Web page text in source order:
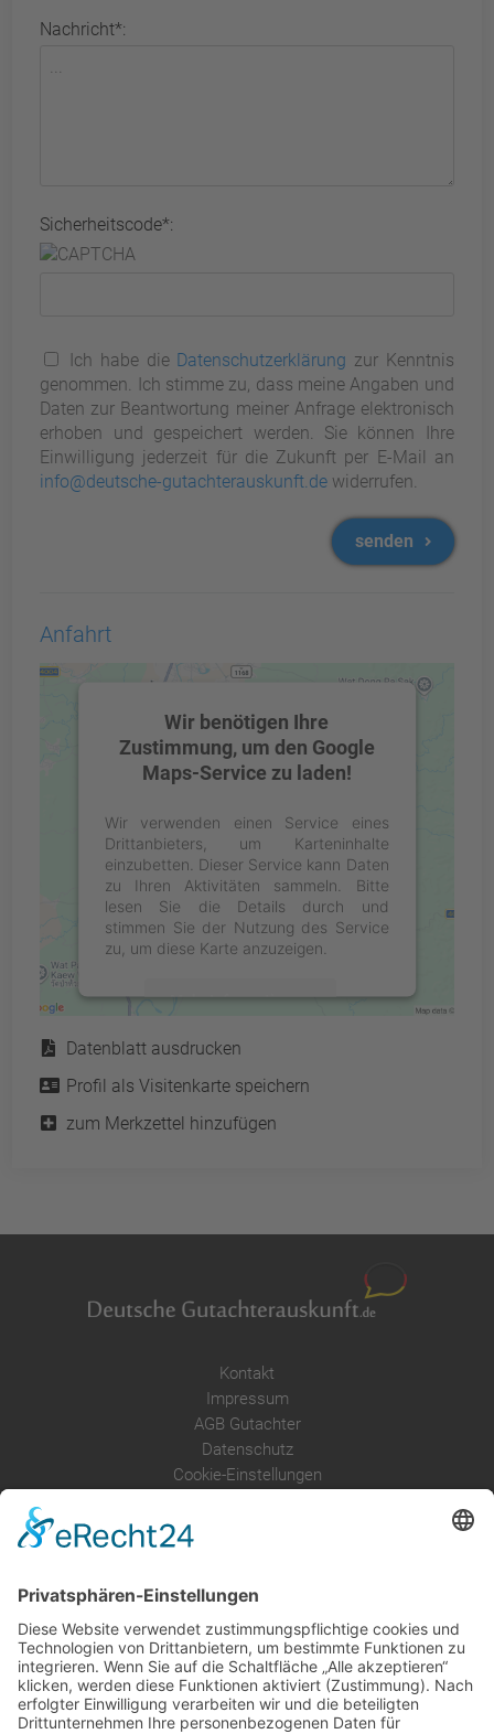
Nachricht*:
Sicherheitscode*:
Ich habe die Datenschutzerklärung zur Kenntnis
genommen. Ich stimme zu, dass meine Angaben und
Daten zur Beantwortung meiner Anfrage elektronisch
erhoben und gespeichert werden. Sie können Ihre
Einwilligung jederzeit für die Zukunft per E-Mail an
info@deutsche-gutachterauskunft.de widerrufen.
senden
Anfahrt
Wir benötigen Ihre
Zustimmung, um den Google
Maps-Service zu laden!
Wir verwenden einen Service eines
Drittanbieters, um Karteninhalte
einzubetten. Dieser Service kann Daten
zu Ihren Aktivitäten sammeln. Bitte
lesen Sie die Details durch und
stimmen Sie der Nutzung des Service
zu, um diese Karte anzuzeigen.
Mehr Informationen
Akzeptieren
powered by Usercentrics Consent
Management Platform
Service
Datenblatt ausdrucken
Profil als Visitenkarte speichern
zum Merkzettel hinzufügen
Kontakt
Impressum
AGB Gutachter
Datenschutz
Cookie-Einstellungen
Kosten im Überblick
AGB Nutzer
Gutachter suchen
Gutachter Blog